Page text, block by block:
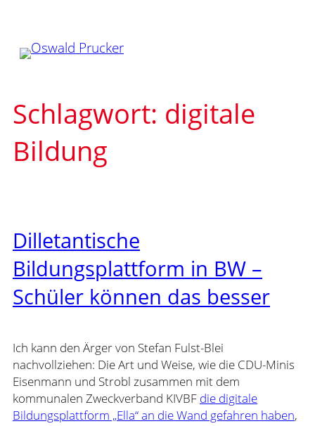
springen
Schlagwort: digitale
Bildung
Dilletantische
Bildungsplattform in BW –
Schüler können das besser
Ich kann den Ärger von Stefan Fulst-Blei
nachvollziehen: Die Art und Weise, wie die CDU-Minis
Eisenmann und Strobl zusammen mit dem
kommunalen Zweckverband KIVBF die digitale
Bildungsplattform „Ella“ an die Wand gefahren haben,